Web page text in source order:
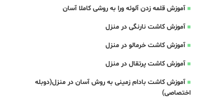
آموزش قلمه زدن آلوئه ورا به روشی کاملا آسان
آموزش کاشت نارنگی در منزل
آموزش کاشت خرمالو در منزل
آموزش کاشت پرتقال در منزل
آموزش کاشت بادام زمینی به روش آسان در منزل(دوبله
اختصاصی)